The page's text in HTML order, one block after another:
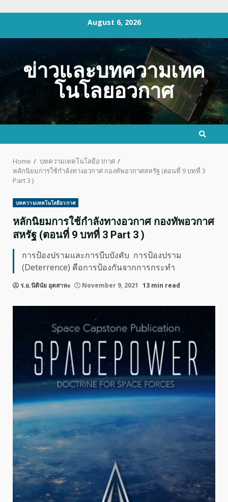
August 6, 2026
ข่าวและบทความเทค
โนโลยอวกาศ
Home
บทความเทคโนโลยีอวกาศ
หลักนิยมการใช้กำลังทางอวกาศ กองทัพอวกาศสหรัฐ (ตอนที่ 9 บทที่ 3
Part 3 )
บทความเทคโนโลยีอวกาศ
หลักนิยมการใช้กำลังทางอวกาศ กองทัพอวกาศ
สหรัฐ (ตอนที่ 9 บทที่ 3 Part 3 )
การป้องปรามและการบีบบังคับ การป้องปราม
(Deterrence) คือการป้องกันจากการกระทำ
ร.อ.นิตินัย อุตสาหะ November 9, 2021 13 min read